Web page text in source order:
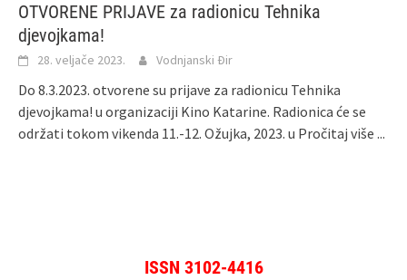
OTVORENE PRIJAVE za radionicu Tehnika
djevojkama!
28. veljače 2023. Vodnjanski Đir
Do 8.3.2023. otvorene su prijave za radionicu Tehnika
djevojkama! u organizaciji Kino Katarine. Radionica će se
održati tokom vikenda 11.-12. Ožujka, 2023. u Pročitaj više ...
ISSN 3102-4416